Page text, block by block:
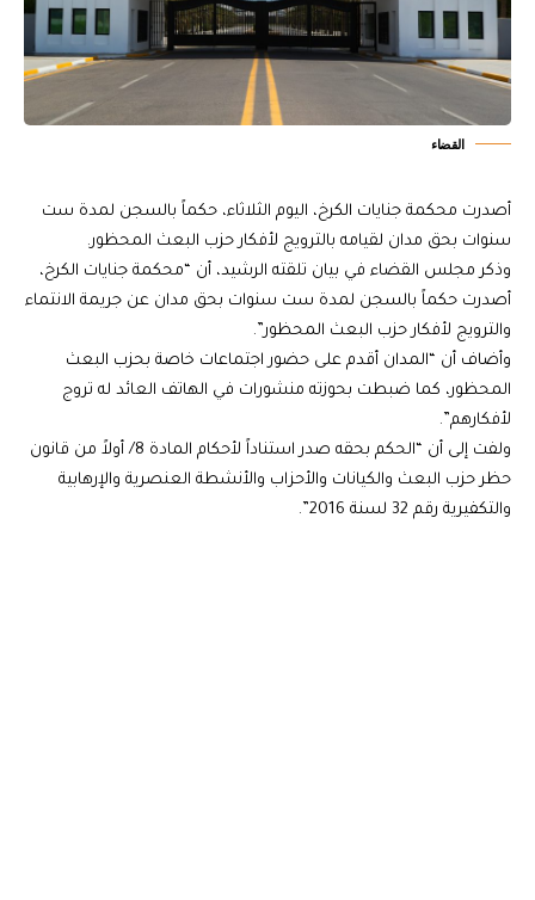
القضاء
أصدرت محكمة جنايات الكرخ، اليوم الثلاثاء، حكماً بالسجن لمدة ست
سنوات بحق مدان لقيامه بالترويج لأفكار حزب البعث المحظور.
وذكر مجلس القضاء في بيان تلقته الرشيد، أن “محكمة جنايات الكرخ،
أصدرت حكماً بالسجن لمدة ست سنوات بحق مدان عن جريمة الانتماء
والترويج لأفكار حزب البعث المحظور”.
وأضاف أن “المدان أقدم على حضور اجتماعات خاصة بحزب البعث
المحظور، كما ضبطت بحوزته منشورات في الهاتف العائد له تروج
لأفكارهم”.
ولفت إلى أن “الحكم بحقه صدر استناداً لأحكام المادة 8/ أولاً من قانون
حظر حزب البعث والكيانات والأحزاب والأنشطة العنصرية والإرهابية
والتكفيرية رقم 32 لسنة 2016”.